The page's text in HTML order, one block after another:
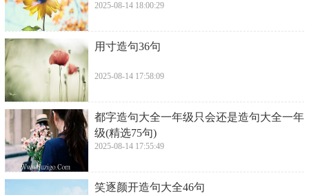
2025-08-14 18:00:29
​用寸造句36句
2025-08-14 17:58:09
​都字造句大全一年级只会还是造句大全一年
级(精选75句)
2025-08-14 17:55:49
​笑逐颜开造句大全46句